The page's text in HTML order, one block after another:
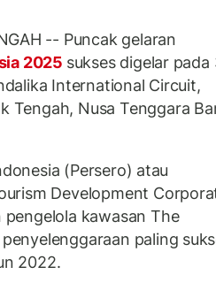
-- Puncak gelaran
2025 sukses digelar pada
International Circuit,
Tengah, Nusa Tenggara
(Persero) atau
Development
kawasan The
paling
2022.